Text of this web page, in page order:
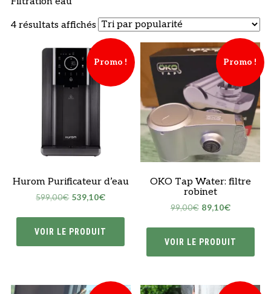
4 résultats affichésTrié
par
popularité
Promo !
Hurom Purificateur d’eau
599,00€ Le
était :
599,00€.
539,10€Le
539,10€.
VOIR LE PRODUIT
Promo !
OKO Tap Water: filtre
robinet
99,00€ Le
était :
99,00€.
89,10€Le
est :
89,10€.
VOIR LE PRODUIT